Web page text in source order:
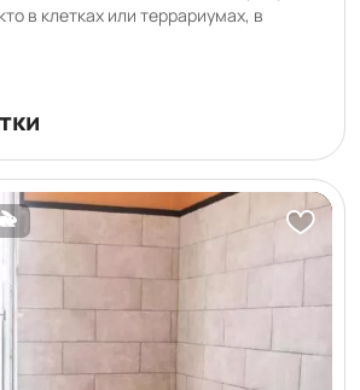
в клетках или террариумах, в